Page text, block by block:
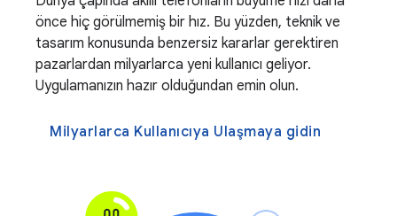
önce hiç görülmemiş bir hız. Bu yüzden, teknik ve
tasarım konusunda benzersiz kararlar gerektiren
pazarlardan milyarlarca yeni kullanıcı geliyor.
Uygulamanızın hazır olduğundan emin olun.
Milyarlarca Kullanıcıya Ulaşmaya gidin